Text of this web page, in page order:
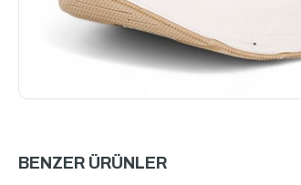
BENZER ÜRÜNLER